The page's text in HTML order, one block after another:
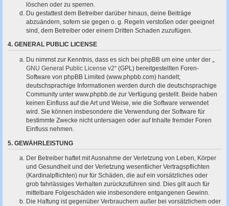
löschen oder zu sperren.
Du gestattest dem Betreiber darüber hinaus, deine Beiträge
abzuändern, sofern sie gegen o. g. Regeln verstoßen oder geeignet
sind, dem Betreiber oder einem Dritten Schaden zuzufügen.
4. GENERAL PUBLIC LICENSE
Du nimmst zur Kenntnis, dass es sich bei phpBB um eine unter der „
GNU General Public License v2“ (GPL) bereitgestellten Foren-
Software von phpBB Limited (www.phpbb.com) handelt;
deutschsprachige Informationen werden durch die deutschsprachige
Community unter www.phpbb.de zur Verfügung gestellt. Beide haben
keinen Einfluss auf die Art und Weise, wie die Software verwendet
wird. Sie können insbesondere die Verwendung der Software für
bestimmte Zwecke nicht untersagen oder auf Inhalte fremder Foren
Einfluss nehmen.
5. GEWÄHRLEISTUNG
Der Betreiber haftet mit Ausnahme der Verletzung von Leben, Körper
und Gesundheit und der Verletzung wesentlicher Vertragspflichten
(Kardinalpflichten) nur für Schäden, die auf ein vorsätzliches oder
grob fahrlässiges Verhalten zurückzuführen sind. Dies gilt auch für
mittelbare Folgeschäden wie insbesondere entgangenen Gewinn.
Die Haftung ist gegenüber Verbrauchern außer bei vorsätzlichem oder